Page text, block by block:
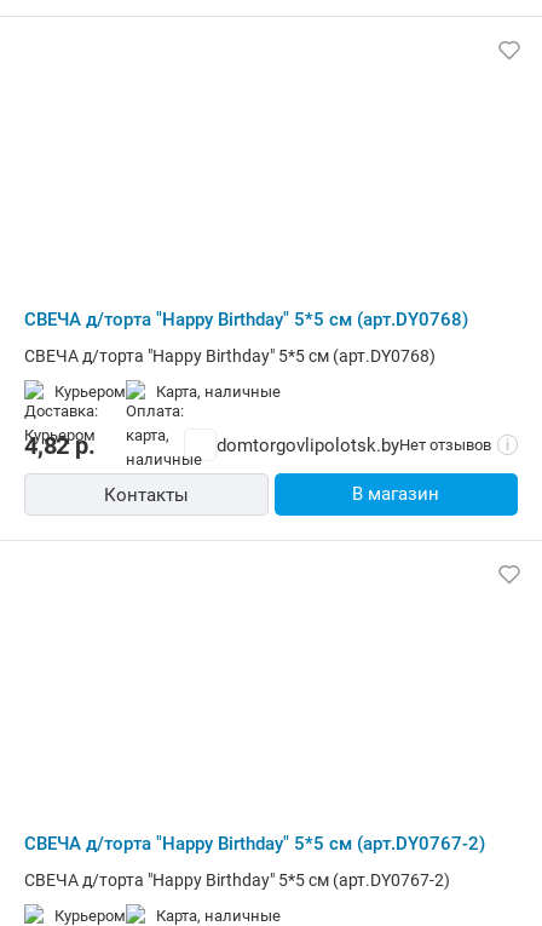
СВЕЧА д/торта "Happy Birthday" 5*5 см (арт.DY0768)
СВЕЧА д/торта "Happy Birthday" 5*5 см (арт.DY0768)
Курьером карта, наличные
4,82р. domtorgovlipolotsk.byНет отзывов i
Контакты В магазин
СВЕЧА д/торта "Happy Birthday" 5*5 см (арт.DY0767-2)
СВЕЧА д/торта "Happy Birthday" 5*5 см (арт.DY0767-2)
Курьером карта, наличные